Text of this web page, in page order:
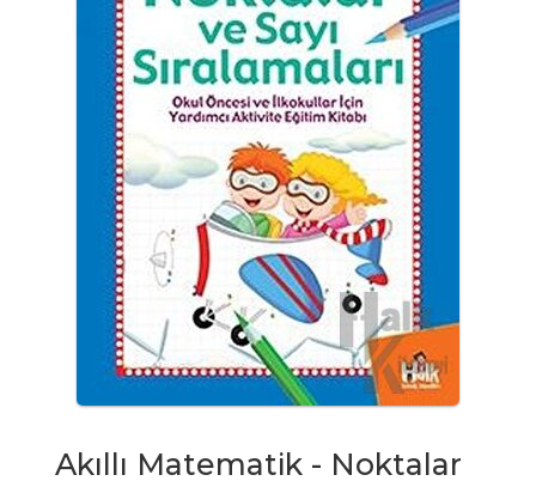
Akıllı Matematik - Noktalar